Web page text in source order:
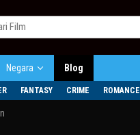
Negara Blog
FANTASY CRIME ROMANCE